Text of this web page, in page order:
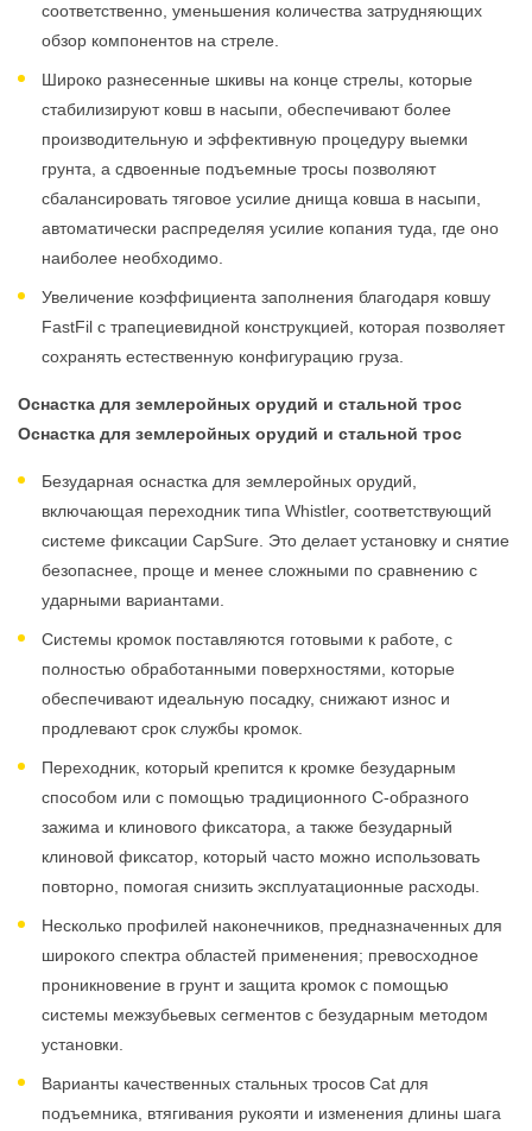
соответственно, уменьшения количества затрудняющих
обзор компонентов на стреле.
Широко разнесенные шкивы на конце стрелы, которые
стабилизируют ковш в насыпи, обеспечивают более
производительную и эффективную процедуру выемки
грунта, а сдвоенные подъемные тросы позволяют
сбалансировать тяговое усилие днища ковша в насыпи,
автоматически распределяя усилие копания туда, где оно
наиболее необходимо.
Увеличение коэффициента заполнения благодаря ковшу
FastFil с трапециевидной конструкцией, которая позволяет
сохранять естественную конфигурацию груза.
Оснастка для землеройных орудий и стальной трос
Оснастка для землеройных орудий и стальной трос
Безударная оснастка для землеройных орудий,
включающая переходник типа Whistler, соответствующий
системе фиксации CapSure. Это делает установку и снятие
безопаснее, проще и менее сложными по сравнению с
ударными вариантами.
Системы кромок поставляются готовыми к работе, с
полностью обработанными поверхностями, которые
обеспечивают идеальную посадку, снижают износ и
продлевают срок службы кромок.
Переходник, который крепится к кромке безударным
способом или с помощью традиционного С-образного
зажима и клинового фиксатора, а также безударный
клиновой фиксатор, который часто можно использовать
повторно, помогая снизить эксплуатационные расходы.
Несколько профилей наконечников, предназначенных для
широкого спектра областей применения; превосходное
проникновение в грунт и защита кромок с помощью
системы межзубьевых сегментов с безударным методом
установки.
Варианты качественных стальных тросов Cat для
подъемника, втягивания рукояти и изменения длины шага